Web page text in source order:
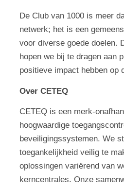
De Club van 1000 is meer
netwerk; het is een
voor diverse goede doelen.
hopen we bij te dragen aan
positieve impact hebben op
Over CETEQ
CETEQ is een merk-
hoogwaardige
beveiligingssystemen. We
toegankelijkheid veilig te
oplossingen variërend van
kerncentrales. Onze